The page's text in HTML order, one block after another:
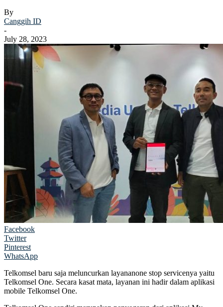
By
Canggih ID
-
July 28, 2023
Facebook
Twitter
Pinterest
WhatsApp
Telkomsel baru saja meluncurkan layananone stop servicenya yaitu
Telkomsel One. Secara kasat mata, layanan ini hadir dalam aplikasi
mobile Telkomsel One.